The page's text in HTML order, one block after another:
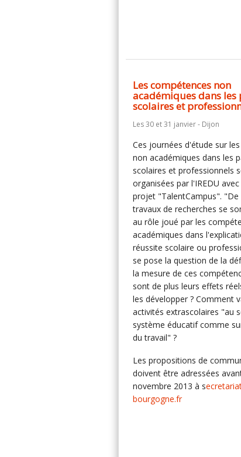
Les compétences non
académiques dans les
scolaires et
Les 30 et 31 janvier - Dijon
Ces journées d'étude sur
non académiques dans les
scolaires et professionnels
organisées par l'IREDU
projet "TalentCampus".
travaux de recherches se
au rôle joué par les
académiques dans
réussite scolaire ou
se pose la question de la
la mesure de ces
sont de plus leurs effets
les développer ? Comment
activités extrascolaires "au
système éducatif comme
du travail" ?
Les propositions de
doivent être adressées
novembre 2013 à s
bourgogne.fr